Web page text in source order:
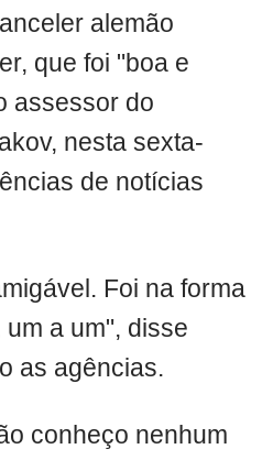
alemão
que foi "boa e
assessor do
nesta sexta-
de notícias
Foi na forma
a um", disse
as agências.
conheço nenhum